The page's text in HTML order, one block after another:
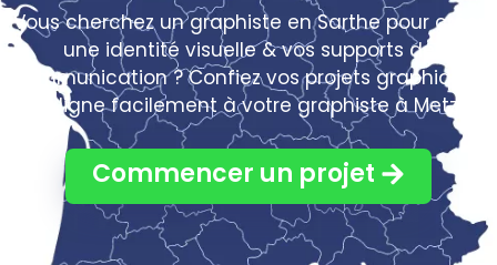
Vous cherchez un graphiste en Sarthe pour créer
une identité visuelle & vos supports de
communication ? Confiez vos projets graphiques
en ligne facilement à votre graphiste à Metz !
Commencer un projet